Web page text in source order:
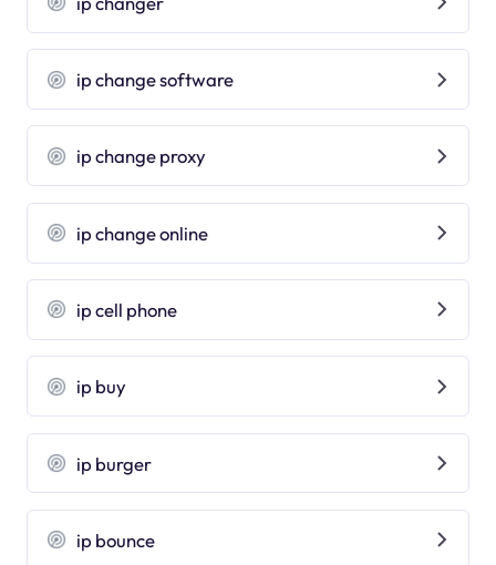
ip change software
ip change proxy
ip change online
ip cell phone
ip buy
ip burger
ip bounce